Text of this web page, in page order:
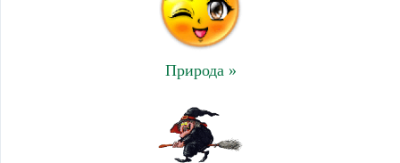
Природа »